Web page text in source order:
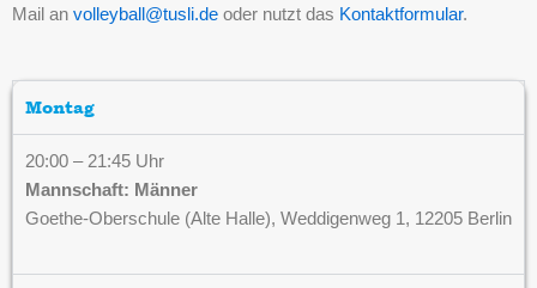
Mail an volleyball@tusli.de oder nutzt das Kontaktformular.
Montag
20:00 – 21:45 Uhr
Mannschaft: Männer
Goethe-Oberschule (Alte Halle), Weddigenweg 1, 12205 Berlin